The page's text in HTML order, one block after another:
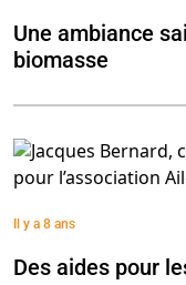
Une ambiance
biomasse
Il y a 8 ans
Des aides pour